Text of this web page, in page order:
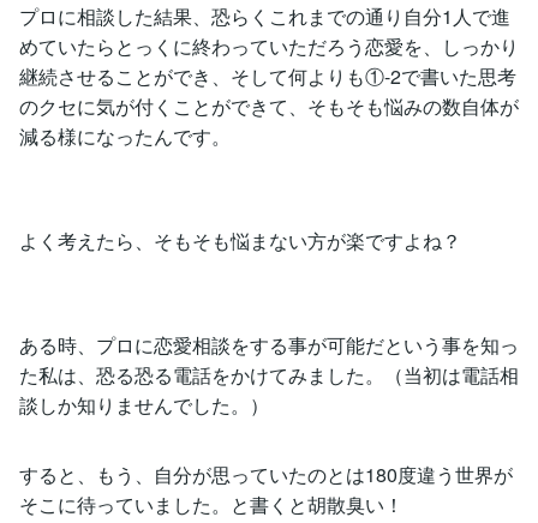
プロに相談した結果、恐らくこれまでの通り自分1人で進
めていたらとっくに終わっていただろう恋愛を、しっかり
継続させることができ、そして何よりも①-2で書いた思考
のクセに気が付くことができて、そもそも悩みの数自体が
減る様になったんです。
よく考えたら、そもそも悩まない方が楽ですよね？
ある時、プロに恋愛相談をする事が可能だという事を知っ
た私は、恐る恐る電話をかけてみました。（当初は電話相
談しか知りませんでした。）
すると、もう、自分が思っていたのとは180度違う世界が
そこに待っていました。と書くと胡散臭い！